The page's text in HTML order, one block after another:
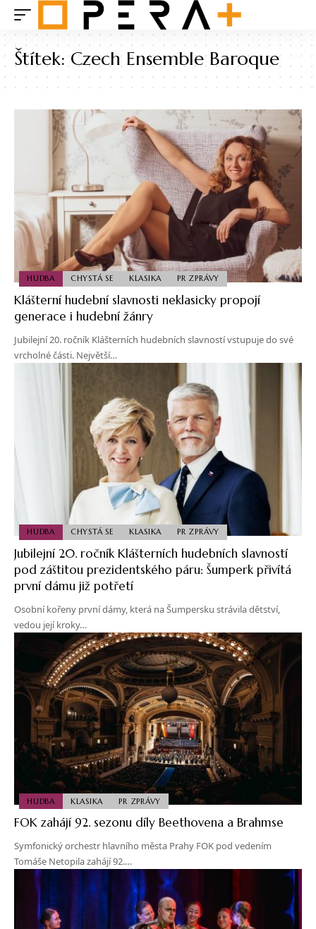
Štítek:Czech Ensemble Baroque
HUDBA CHYSTÁ SE KLASIKA PR ZPRÁVY
Klášterní hudební slavnosti neklasicky propojí
generace i hudební žánry
Jubilejní 20. ročník Klášterních hudebních slavností vstupuje do své
vrcholné části. Největší…
HUDBA CHYSTÁ SE KLASIKA PR ZPRÁVY
Jubilejní 20. ročník Klášterních hudebních slavností
pod záštitou prezidentského páru: Šumperk přivítá
první dámu již potřetí
Osobní kořeny první dámy, která na Šumpersku strávila dětství,
vedou její kroky…
HUDBA KLASIKA PR ZPRÁVY
FOK zahájí 92. sezonu díly Beethovena a Brahmse
Symfonický orchestr hlavního města Prahy FOK pod vedením
Tomáše Netopila zahájí 92.…